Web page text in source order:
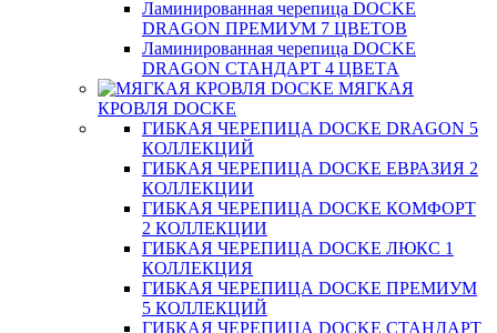
Ламинированная черепица DOCKE
DRAGON ПРЕМИУМ 7 ЦВЕТОВ
Ламинированная черепица DOCKE
DRAGON СТАНДАРТ 4 ЦВЕТA
МЯГКАЯ
КРОВЛЯ DOCKE
ГИБКАЯ ЧЕРЕПИЦА DOCKE DRAGON 5
КОЛЛЕКЦИЙ
ГИБКАЯ ЧЕРЕПИЦА DOCKE ЕВРАЗИЯ 2
КОЛЛЕКЦИИ
ГИБКАЯ ЧЕРЕПИЦА DOCKE КОМФОРТ
2 КОЛЛЕКЦИИ
ГИБКАЯ ЧЕРЕПИЦА DOCKE ЛЮКС 1
КОЛЛЕКЦИЯ
ГИБКАЯ ЧЕРЕПИЦА DOCKE ПРЕМИУМ
5 КОЛЛЕКЦИЙ
ГИБКАЯ ЧЕРЕПИЦА DOCKE СТАНДАРТ